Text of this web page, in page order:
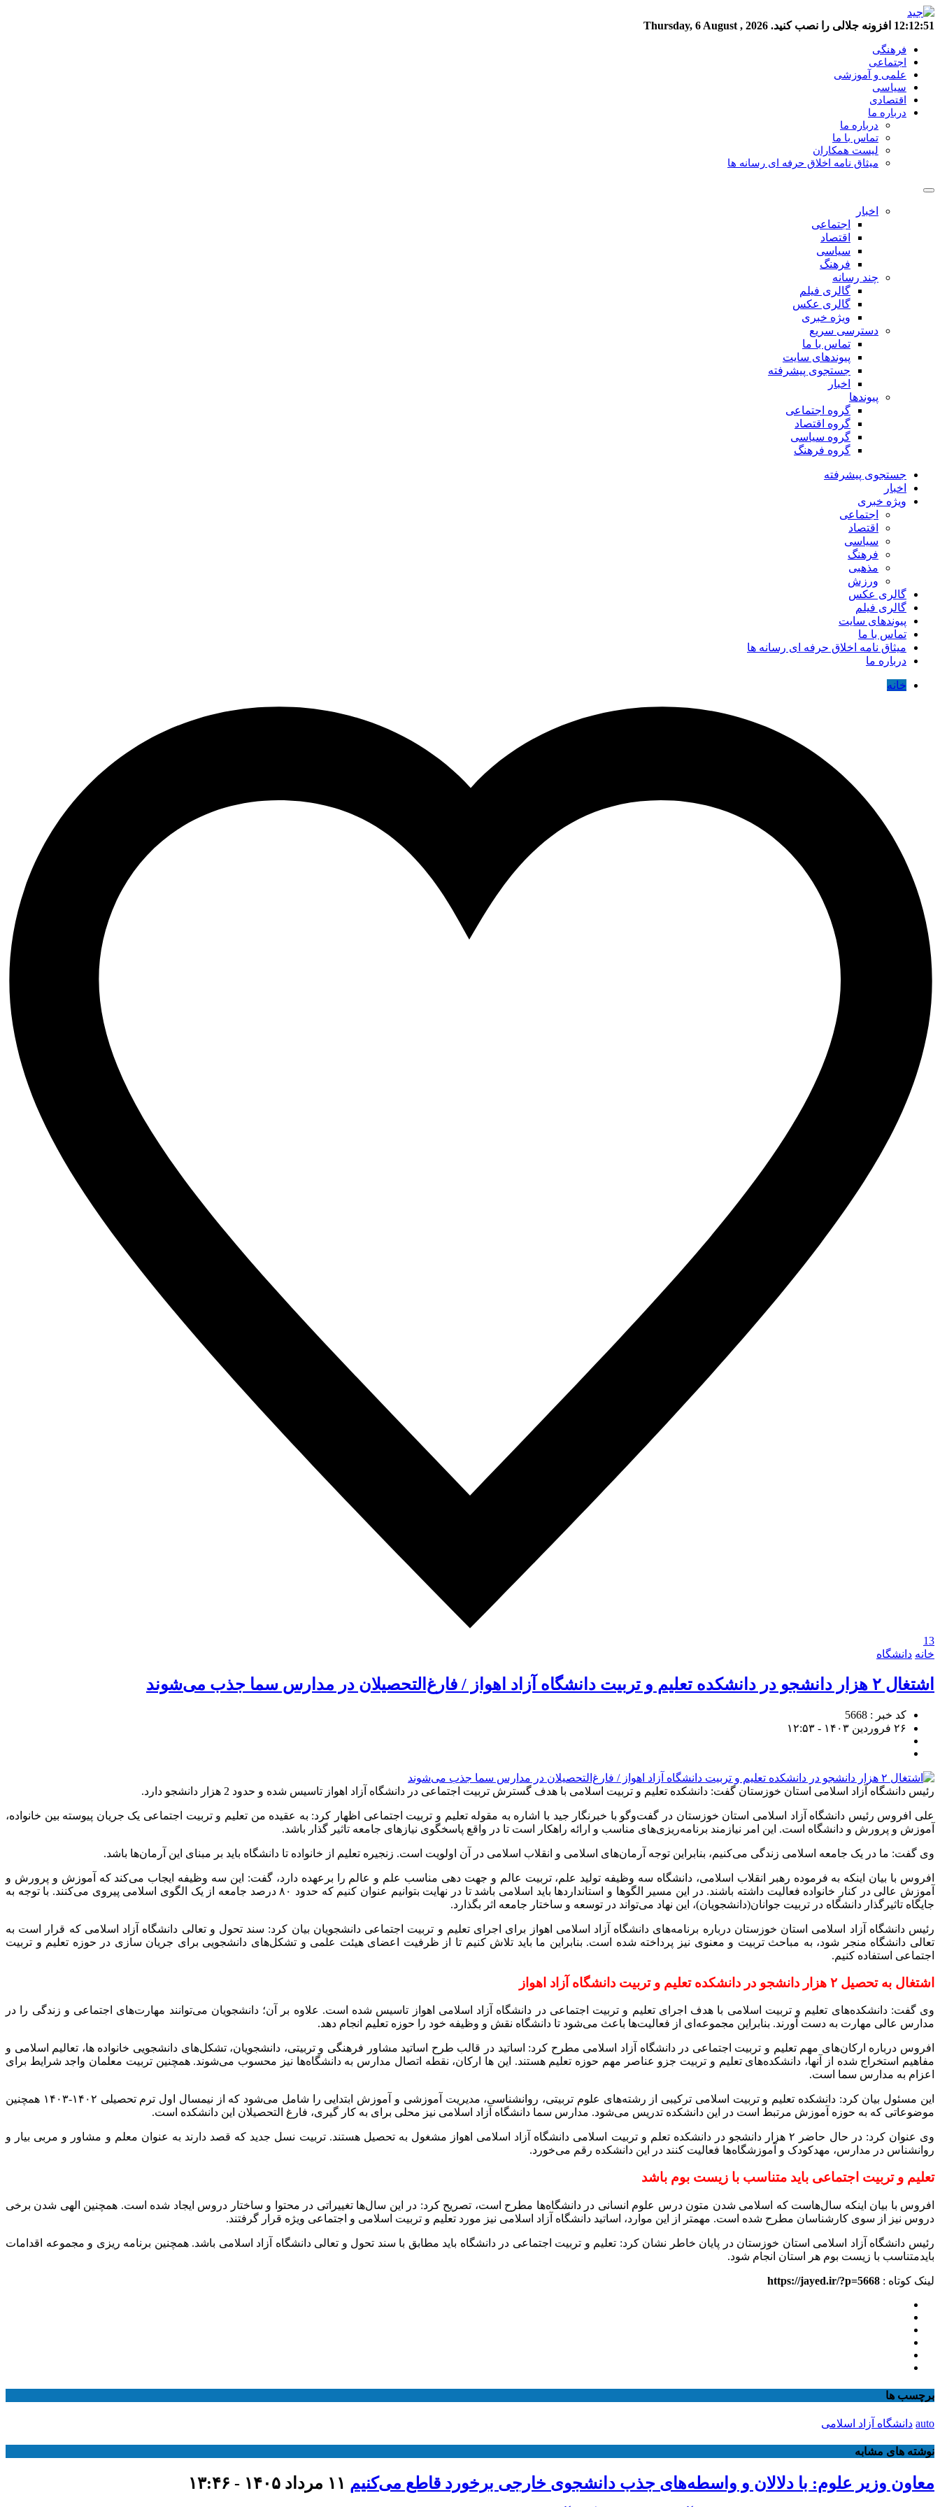
12:12:52 افزونه جلالی را نصب کنید. Thursday, 6 August , 2026
فرهنگی
اجتماعی
علمی و آموزشی
سیاسی
اقتصادی
درباره ما
درباره ما
تماس با ما
لیست همکاران
میثاق نامه اخلاق حرفه ای رسانه ها
اخبار
اجتماعی
اقتصاد
سیاسی
فرهنگ
چند رسانه
گالری فیلم
گالری عکس
ویژه خبری
دسترسی سریع
تماس با ما
پیوندهای سایت
جستجوی پیشرفته
اخبار
پیوندها
گروه اجتماعی
گروه اقتصاد
گروه سیاسی
گروه فرهنگ
جستجوی پیشرفته
اخبار
ویژه خبری
اجتماعی
اقتصاد
سیاسی
فرهنگ
مذهبی
ورزش
گالری عکس
گالری فیلم
پیوندهای سایت
تماس با ما
میثاق نامه اخلاق حرفه ای رسانه ها
درباره ما
خانه
13
خانه دانشگاه
اشتغال ۲ هزار دانشجو در دانشکده تعلیم و تربیت دانشگاه آزاد اهواز / فارغ‌التحصیلان در مدارس سما جذب می‌شوند
کد خبر : 5668
۲۶ فروردین ۱۴۰۳ - ۱۲:۵۳
رئیس دانشگاه آزاد اسلامی استان خوزستان گفت: دانشکده‌ تعلیم و تربیت اسلامی با هدف گسترش تربیت اجتماعی در دانشگاه آزاد اهواز تاسیس شده و حدود 2 هزار دانشجو دارد.
علی افروس رئیس دانشگاه آزاد اسلامی استان خوزستان در گفت‌وگو با خبرنگار جید با اشاره به مقوله تعلیم و تربیت اجتماعی اظهار کرد: به عقیده من تعلیم و تربیت اجتماعی یک جریان پیوسته بین خانواده،
آموزش و پرورش و دانشگاه است. این امر نیازمند برنامه‌ریزی‌های مناسب و ارائه راهکار است تا در واقع پاسخگوی نیازهای جامعه تاثیر گذار باشد.
وی گفت: ما در یک جامعه اسلامی زندگی می‌کنیم، بنابراین توجه آرمان‌های اسلامی و انقلاب اسلامی در آن اولویت است. زنجیره تعلیم از خانواده تا دانشگاه باید بر مبنای این آرمان‌ها باشد.
افروس با بیان اینکه به فرموده رهبر انقلاب اسلامی، دانشگاه سه وظیفه تولید علم، تربیت عالم و جهت دهی مناسب علم و عالم را برعهده دارد، گفت: این سه وظیفه ایجاب می‌کند که آموزش و پرورش و
آموزش عالی در کنار خانواده فعالیت داشته باشند. در این مسیر الگوها و استانداردها باید اسلامی باشد تا در نهایت بتوانیم عنوان کنیم که حدود ۸۰ درصد جامعه از یک الگوی اسلامی پیروی می‌کنند. با توجه به
جایگاه تاثیرگذار دانشگاه در تربیت جوانان(دانشجویان)، این نهاد می‌تواند در توسعه و ساختار جامعه اثر بگذارد.
رئیس دانشگاه آزاد اسلامی استان خوزستان درباره برنامه‌های دانشگاه آزاد اسلامی اهواز برای اجرای تعلیم و تربیت اجتماعی دانشجویان بیان کرد: سند تحول و تعالی دانشگاه آزاد اسلامی که قرار است به
تعالی دانشگاه منجر شود، به مباحث تربیت و معنوی نیز پرداخته شده است. بنابراین ما باید تلاش کنیم تا از ظرفیت اعضای هیئت علمی و تشکل‌های دانشجویی برای جریان سازی در حوزه تعلیم و تربیت
اجتماعی استفاده کنیم.
اشتغال به تحصیل ۲ هزار دانشجو در دانشکده تعلیم و تربیت دانشگاه آزاد اهواز
وی گفت: دانشکده‌های تعلیم و تربیت اسلامی با هدف اجرای تعلیم و تربیت اجتماعی در دانشگاه آزاد اسلامی اهواز تاسیس شده است. علاوه بر آن؛ دانشجویان می‌توانند مهارت‌های اجتماعی و زندگی را در
مدارس عالی مهارت به دست آورند. بنابراین مجموعه‌ای از فعالیت‌ها باعث می‌شود تا دانشگاه نقش و وظیفه خود را حوزه تعلیم انجام دهد.
افروس درباره ارکان‌های مهم تعلیم و تربیت اجتماعی در دانشگاه آزاد اسلامی مطرح کرد: اساتید در قالب طرح اساتید مشاور فرهنگی و تربیتی، دانشجویان، تشکل‌های دانشجویی خانواده ها، تعالیم اسلامی و
مفاهیم استخراج شده از آنها، دانشکده‌های تعلیم و تربیت جزو عناصر مهم حوزه تعلیم هستند. این ها ارکان، نقطه اتصال مدارس به دانشگاه‌ها نیز محسوب می‌شوند. همچنین تربیت معلمان واجد شرایط برای
اعزام به مدارس سما است.
این مسئول بیان کرد: دانشکده تعلیم و تربیت اسلامی ترکیبی از رشته‌های علوم تربیتی، روانشناسی، مدیریت آموزشی و آموزش ابتدایی را شامل می‌شود که از نیمسال اول ترم تحصیلی ۱۴۰۲-۱۴۰۳ همچنین
موضوعاتی که به حوزه آموزش مرتبط است در این دانشکده تدریس می‌شود. مدارس سما دانشگاه آزاد اسلامی نیز محلی برای به کار گیری، فارغ التحصیلان این دانشکده است.
وی عنوان کرد: در حال حاضر ۲ هزار دانشجو در دانشکده تعلم و تربیت اسلامی دانشگاه آزاد اسلامی اهواز مشغول به تحصیل هستند. تربیت نسل جدید که قصد دارند به عنوان معلم و مشاور و مربی بیار و
روانشناس در مدارس، مهدکودک و آموزشگاه‌ها فعالیت کنند در این دانشکده رقم می‌خورد.
تعلیم و تربیت اجتماعی باید متناسب با زیست بوم باشد
افروس با بیان اینکه سال‌هاست که اسلامی شدن متون درس علوم انسانی در دانشگاه‌ها مطرح است، تصریح کرد: در این سال‌ها تغییراتی در محتوا و ساختار دروس ایجاد شده است. همچنین الهی شدن برخی
دروس نیز از سوی کارشناسان مطرح شده است. مهمتر از این موارد، اساتید دانشگاه آزاد اسلامی نیز مورد تعلیم و تربیت اسلامی و اجتماعی ویژه قرار گرفتند.
رئیس دانشگاه آزاد اسلامی استان خوزستان در پایان خاطر نشان کرد: تعلیم و تربیت اجتماعی در دانشگاه باید مطابق با سند تحول و تعالی دانشگاه آزاد اسلامی باشد. همچنین برنامه ریزی و مجموعه اقدامات
بایدمتناسب با زیست بوم هر استان انجام شود.
لینک کوتاه : https://jayed.ir/?p=5668
برچسب ها
auto دانشگاه آزاد اسلامی
نوشته های مشابه
معاون وزیر علوم: با دلالان و واسطه‌های جذب دانشجوی خارجی برخورد قاطع می‌کنیم ۱۱ مرداد ۱۴۰۵ - ۱۳:۴۶